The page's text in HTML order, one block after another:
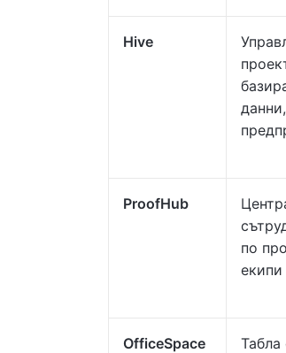
Hive
ProofHub
по
екипи
OfficeSpace
Табла